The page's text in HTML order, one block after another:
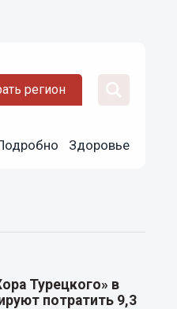
регион
Здоровье
Турецкого» в
потратить 9,3